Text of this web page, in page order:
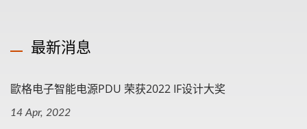
最新消息
歐格电子智能电源PDU 荣获2022 IF设计大奖
14 Apr, 2022